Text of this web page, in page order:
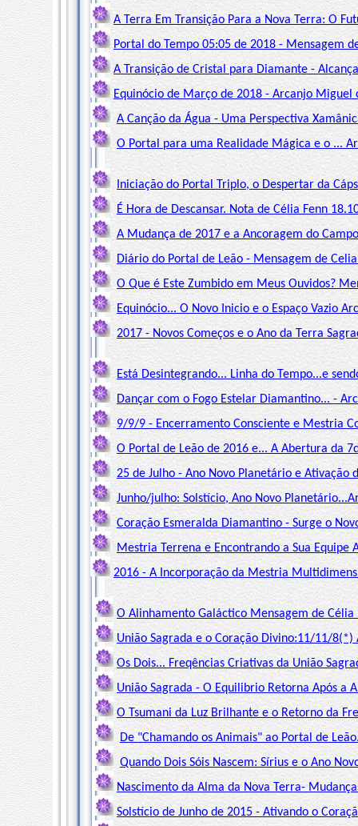
A Terra Em Transição Para a Nova Terra: O
Portal do Tempo 05:05 de 2018 - Mensagem
A Transição de Cristal para Diamante -
Equinócio de Março de 2018 - Arcanjo Miguel
A Canção da Água - Uma Perspectiva
O Portal para uma Realidade Mágica e o ...
Iniciação do Portal Triplo, o Despertar da
É Hora de Descansar. Nota de Célia Fenn
A Mudança de 2017 e a Ancoragem do
Diário do Portal de Leão - Mensagem de
O Que é Este Zumbido em Meus Ouvidos?
Equinócio... O Novo Inicio e o Espaço Vazio
2017 - Novos Começos e o Ano da Terra
Está Desintegrando... Linha do Tempo...e
Dançar com o Fogo Estelar Diamantino... -
9/9/9 - Encerramento Consciente e Mestria
O Portal de Leão de 2016 e... A Abertura da
25 de Julho - Ano Novo Planetário e Ativação
Junho/julho: Solstício, Ano Novo
Coração Esmeralda Diamantino - Surge o
Mestria Terrena e Encontrando a Sua
2016 - A Incorporação da Mestria
O Alinhamento Galáctico Mensagem de Célia
União Sagrada e o Coração Divino:11/11/
Os Dois... Freqências Criativas da União
União Sagrada - O Equilibrio Retorna Após a
O Tsumani da Luz Brilhante e o Retorno da
De "Chamando os Animais" ao Portal de
Quando Dois Sóis Nascem: Sírius e o Ano
Nascimento da Alma da Nova Terra-
Solstício de Junho de 2015 - Ativando o